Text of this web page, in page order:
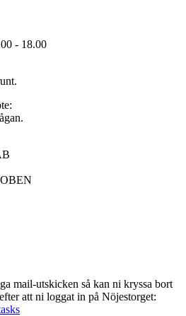
- 18.00
mail-utskicken så kan ni kryssa bort
att ni loggat in på Nöjestorget: